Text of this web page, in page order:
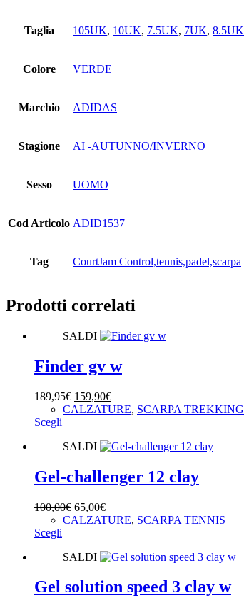
Taglia 105UK, 10UK, 7.5UK, 7UK, 8.5UK
Colore VERDE
Marchio ADIDAS
Stagione AI -AUTUNNO/INVERNO
Sesso UOMO
Cod Articolo ADID1537
Tag CourtJam Control,tennis,padel,scarpa
Prodotti correlati
SALDI
Finder gv w
189,95€ Il
prezzo
189,95€.
159,90€Il
prezzo
159,90€.
CALZATURE, SCARPA TREKKING
Scegli
ha
varianti.
Le
possono
essere
scelte
pagina
prodotto
SALDI
Gel-challenger 12 clay
100,00€ Il
prezzo
100,00€.
65,00€Il
prezzo
65,00€.
CALZATURE, SCARPA TENNIS
Scegli
ha
varianti.
Le
SALDI
Gel solution speed 3 clay w